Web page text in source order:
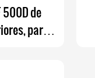
de
para